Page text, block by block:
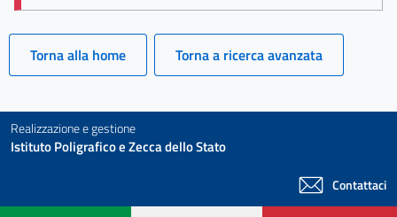
Torna alla home Torna a ricerca avanzata
Realizzazione e gestione
Istituto Poligrafico e Zecca dello Stato
Contattaci